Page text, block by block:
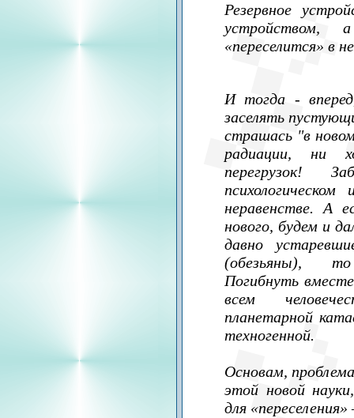
Резервное
«переселится» в
И тогда -
заселять
страшась "в
радиации, ни
перегрузок!
психологическом
неравенстве. А
нового, будем и
давно
(обезьяны),
Погибнуть
всем
планетарной
техногенной.
Основам,
этой новой
для